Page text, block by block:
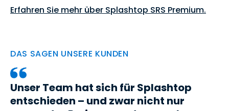
Erfahren Sie mehr über Splashtop SRS Premium.
DAS SAGEN UNSERE KUNDEN
Unser Team hat sich für Splashtop
entschieden – und zwar nicht nur